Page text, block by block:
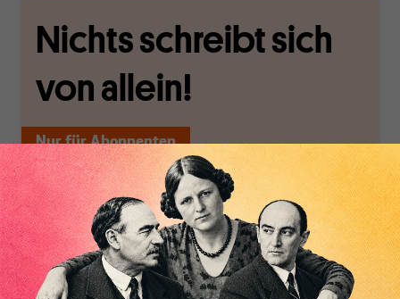
Inhaltsverzeichnis
Nichts schreibt sich
von allein!
Nur für Abonnenten
MAKROSKOP analysiert
wirtschaftspolitische
Themen aus einer
postkeynesianischen
Perspektive und ist damit
in Deutschland einzigartig.
Wir verlassen die
journalistische Filterblase,
in der sich viele
eingerichtet haben. Wir
öffnen Fenster und
bringen frische Luft in die